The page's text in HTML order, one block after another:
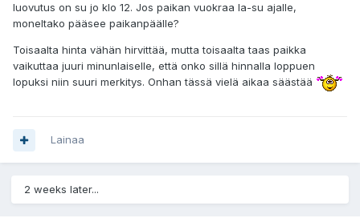
luovutus on su jo klo 12. Jos paikan vuokraa la-su ajalle,
moneltako pääsee paikanpäälle?
Toisaalta hinta vähän hirvittää, mutta toisaalta taas paikka
vaikuttaa juuri minunlaiselle, että onko sillä hinnalla loppuen
lopuksi niin suuri merkitys. Onhan tässä vielä aikaa säästää
Lainaa
2 weeks later...